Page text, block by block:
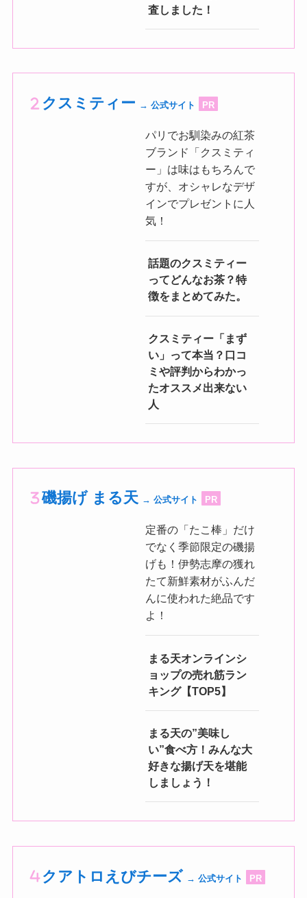
査しました！
クスミティー → 公式サイト PR
パリでお馴染みの紅茶
ブランド「クスミティ
ー」は味はもちろんで
すが、オシャレなデザ
インでプレゼントに人
気！
話題のクスミティー
ってどんなお茶？特
徴をまとめてみた。
クスミティー「まず
い」って本当？口コ
ミや評判からわかっ
たオススメ出来ない
人
磯揚げ まる天 → 公式サイト PR
定番の「たこ棒」だけ
でなく季節限定の磯揚
げも！伊勢志摩の獲れ
たて新鮮素材がふんだ
んに使われた絶品です
よ！
まる天オンラインシ
ョップの売れ筋ラン
キング【TOP5】
まる天の”美味し
い”食べ方！みんな大
好きな揚げ天を堪能
しましょう！
クアトロえびチーズ → 公式サイト PR